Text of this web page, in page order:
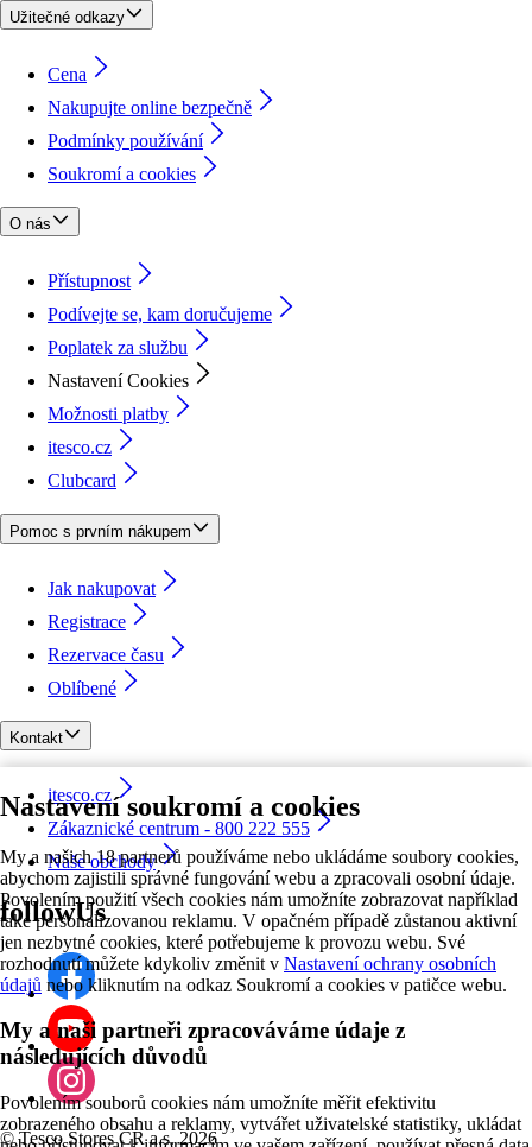
Nastavení soukromí a cookies
My a našich 18 partnerů používáme nebo ukládáme soubory cookies,
abychom zajistili správné fungování webu a zpracovali osobní údaje.
Povolením použití všech cookies nám umožníte zobrazovat například
také personalizovanou reklamu. V opačném případě zůstanou aktivní
jen nezbytné cookies, které potřebujeme k provozu webu. Své
rozhodnutí můžete kdykoliv změnit v Nastavení ochrany osobních
údajů nebo kliknutím na odkaz Soukromí a cookies v patičce webu.
My a naši partneři zpracováváme údaje z
následujících důvodů
Povolením souborů cookies nám umožníte měřit efektivitu
zobrazeného obsahu a reklamy, vytvářet uživatelské statistiky, ukládat
Užitečné odkazy
Cena
Nakupujte online bezpečně
Podmínky používání
Soukromí a cookies
O nás
Přístupnost
Podívejte se, kam doručujeme
Poplatek za službu
Nastavení Cookies
Možnosti platby
itesco.cz
Clubcard
Pomoc s prvním nákupem
Jak nakupovat
Registrace
Rezervace času
Oblíbené
Kontakt
itesco.cz
Zákaznické centrum - 800 222 555
Naše obchody
followUs
©Tesco Stores ČR a.s. 2026